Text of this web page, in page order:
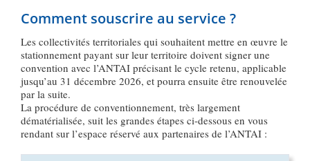
Comment souscrire au service ?
Les collectivités territoriales qui souhaitent mettre en œuvre le
stationnement payant sur leur territoire doivent signer une
convention avec l’ANTAI précisant le cycle retenu, applicable
jusqu’au 31 décembre 2026, et pourra ensuite être renouvelée
par la suite.
La procédure de conventionnement, très largement
dématérialisée, suit les grandes étapes ci-dessous en vous
rendant sur l’espace réservé aux partenaires de l’ANTAI :